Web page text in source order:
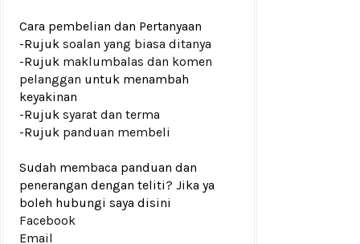
Cara pembelian dan Pertanyaan
-Rujuk soalan yang biasa ditanya
-Rujuk maklumbalas dan komen
pelanggan untuk menambah
keyakinan
-Rujuk syarat dan terma
-Rujuk panduan membeli
Sudah membaca panduan dan
penerangan dengan teliti? Jika ya
boleh hubungi saya disini
Facebook
Email